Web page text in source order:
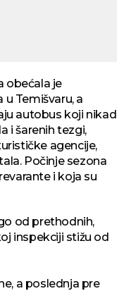
obećala je
Temišvaru, a
autobus koji nikad
i šarenih tezgi,
agencije,
Počinje sezona
i koja su
od prethodnih,
inspekciji stižu od
a poslednja pre